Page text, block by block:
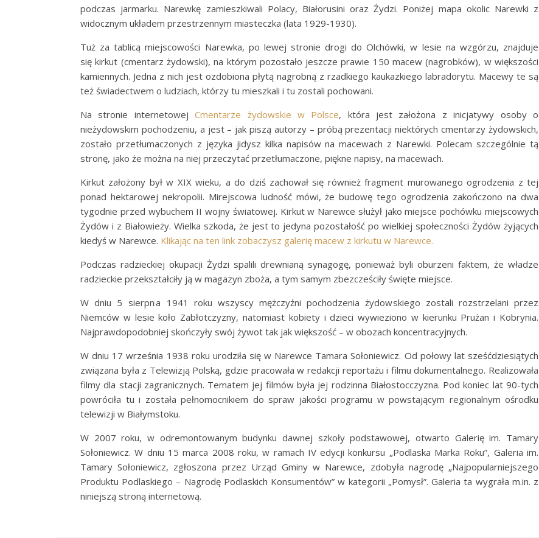
podczas jarmarku. Narewkę zamieszkiwali Polacy, Białorusini oraz Żydzi. Poniżej mapa okolic Narewki z
widocznym układem przestrzennym miasteczka (lata 1929-1930).
Tuż za tablicą miejscowości Narewka, po lewej stronie drogi do Olchówki, w lesie na wzgórzu, znajduje
siękirkut (cmentarz żydowski), na którym pozostało jeszcze prawie 150macew (nagrobków), w większości
kamiennych. Jedna z nich jest ozdobiona płytą nagrobną z rzadkiego kaukazkiego labradorytu. Macewy te są
też świadectwem o ludziach, którzy tu mieszkali i tu zostali pochowani.
Na stronie internetowejCmentarze żydowskie w Polsce, która jest założona z inicjatywy osoby o
nieżydowskim pochodzeniu, a jest – jak piszą autorzy – próbą prezentacji niektórych cmentarzy żydowskich,
zostało przetłumaczonych z języka jidysz kilka napisów na macewach z Narewki. Polecam szczególnie tą
stronę, jako że można na niej przeczytać przetłumaczone, piękne napisy, na macewach.
Kirkut założony był w XIX wieku, a do dziś zachował się również fragment murowanego ogrodzenia z tej
ponad hektarowej nekropolii. Mirejscowa ludność mówi, że budowę tego ogrodzenia zakończono na dwa
tygodnie przed wybuchem II wojny światowej. Kirkut w Narewce służył jako miejsce pochówku miejscowych
Żydów i z Białowieży. Wielka szkoda, że jest to jedyna pozostałość po wielkiej społeczności Żydów żyjących
kiedyś w Narewce. Klikając na ten link zobaczysz galerię macew z kirkutu w Narewce.
Podczas radzieckiej okupacji Żydzi spalili drewnianą synagogę, ponieważ byli oburzeni faktem, że władze
radzieckie przekształciły ją w magazyn zboża, a tym samym zbezcześciły święte miejsce.
W dniu 5 sierpnia 1941 roku wszyscy mężczyźni pochodzenia żydowskiego zostali rozstrzelani przez
Niemców w lesie koło Zabłotczyzny, natomiast kobiety i dzieci wywieziono w kierunku Prużan i Kobrynia.
Najprawdopodobniej skończyły swój żywot tak jak większość – w obozach koncentracyjnych.
W dniu 17 września 1938 roku urodziła się w Narewce Tamara Sołoniewicz. Od połowy lat sześćdziesiątych
związana była z Telewizją Polską, gdzie pracowała w redakcji reportażu i filmu dokumentalnego. Realizowała
filmy dla stacji zagranicznych. Tematem jej filmów była jej rodzinna Białostocczyzna. Pod koniec lat 90-tych
powróciła tu i została pełnomocnikiem do spraw jakości programu w powstającym regionalnym ośrodku
telewizji w Białymstoku.
W 2007 roku, w odremontowanym budynku dawnej szkoły podstawowej, otwarto Galerię im. Tamary
Sołoniewicz. W dniu 15 marca 2008 roku, w ramach IV edycji konkursu „Podlaska Marka Roku”, Galeria im.
Tamary Sołoniewicz, zgłoszona przez Urząd Gminy w Narewce, zdobyła nagrodę „Najpopularniejszego
Produktu Podlaskiego – Nagrodę Podlaskich Konsumentów” w kategorii „Pomysł”. Galeria ta wygrała m.in. z
niniejszą stroną internetową.